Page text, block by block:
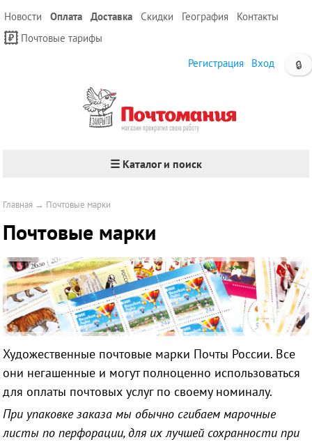
Новости Оплата Доставка Скидки География
Контакты
Почтовые тарифы
🔒
Регистрация Вход
☰ Каталог и поиск
Главная → Почтовые марки
Почтовые марки
Художественные почтовые марки Почты России. Все
они негашенные и могут полноценно использоваться
для оплаты почтовых услуг по своему номиналу.
При упаковке заказа мы обычно сгибаем марочные
листы по перфорации, для их лучшей сохранности при